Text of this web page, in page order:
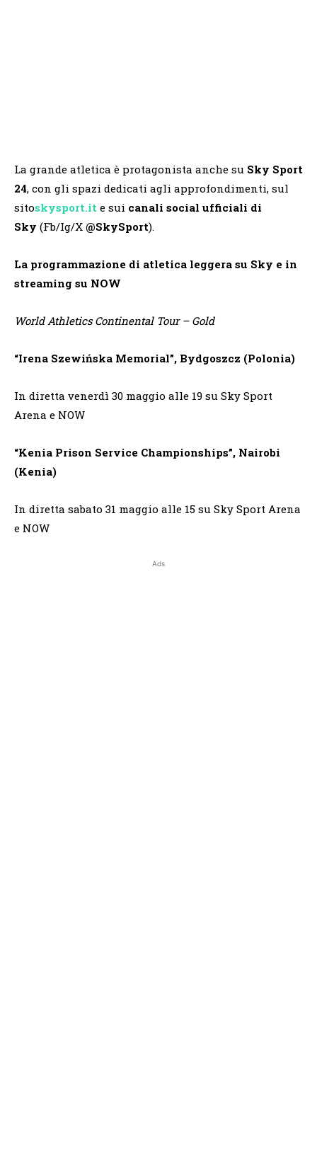
La grande atletica è protagonista anche su Sky Sport
24, con gli spazi dedicati agli approfondimenti, sul
sitoskysport.it e sui canali social ufficiali di
Sky (Fb/Ig/X @SkySport).
La programmazione di atletica leggera su Sky e in
streaming su NOW
World Athletics Continental Tour – Gold
“Irena Szewińska Memorial”, Bydgoszcz (Polonia)
In diretta venerdì 30 maggio alle 19 su Sky Sport
Arena e NOW
“Kenia Prison Service Championships”, Nairobi
(Kenia)
In diretta sabato 31 maggio alle 15 su Sky Sport Arena
e NOW
Ads